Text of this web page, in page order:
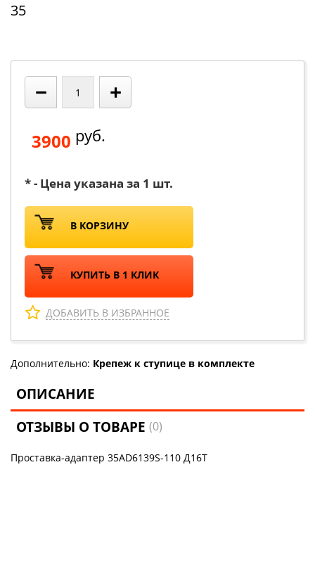
35
− +
3900 руб.
* - Цена указана за 1 шт.
В КОРЗИНУ
КУПИТЬ В 1 КЛИК
ДОБАВИТЬ В ИЗБРАННОЕ
Дополнительно: Крепеж к ступице в комплекте
ОПИСАНИЕ
ОТЗЫВЫ О ТОВАРЕ(0)
Проставка-адаптер 35AD6139S-110 Д16Т